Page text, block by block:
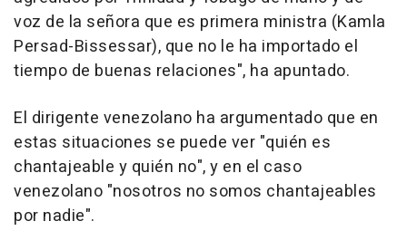
voz de la señora que es primera ministra (Kamla
Persad-Bissessar), que no le ha importado el
tiempo de buenas relaciones", ha apuntado.
El dirigente venezolano ha argumentado que en
estas situaciones se puede ver "quién es
chantajeable y quién no", y en el caso
venezolano "nosotros no somos chantajeables
por nadie".